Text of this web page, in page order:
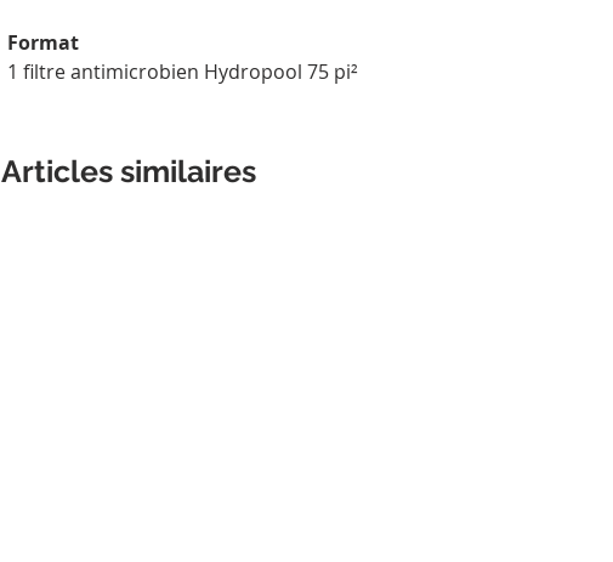
Format
1 filtre antimicrobien Hydropool 75 pi²
Articles similaires